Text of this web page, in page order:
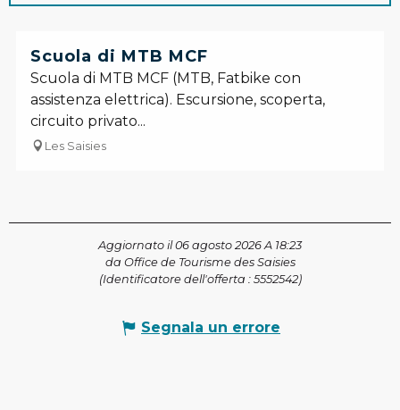
Scuola di MTB MCF
Scuola di MTB MCF (MTB, Fatbike con
assistenza elettrica). Escursione, scoperta,
circuito privato...
Les Saisies
Aggiornato il 06 agosto 2026 A 18:23
da Office de Tourisme des Saisies
(Identificatore dell'offerta : 5552542)
Segnala un errore